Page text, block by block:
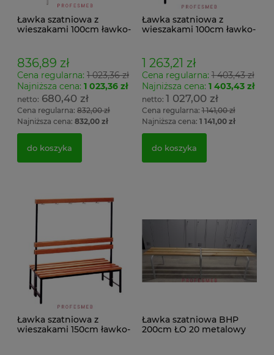
Ławka szatniowa z
wieszakami 100cm ławko-
836,89 zł
Cena regularna: 1 023,36 zł
Najniższa cena: 1 023,36 zł
680,40 zł
Cena regularna: 832,00 zł
Najniższa cena: 832,00 zł
do koszyka
Ławka szatniowa z
wieszakami 100cm ławko-
1 263,21 zł
Cena regularna:1 403,43 zł
Najniższa cena: 1 403,43 zł
1 027,00 zł
Cena regularna:1 141,00 zł
Najniższa cena: 1 141,00 zł
do koszyka
Ławka szatniowa z
wieszakami 150cm ławko-
Ławka szatniowa BHP
200cm ŁO 20 metalowy